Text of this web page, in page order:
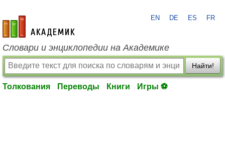
academic.ru
EN DE ES FR
Словари и энциклопедии на Академике
Найти!
Толкования Переводы Книги Игры ⚽